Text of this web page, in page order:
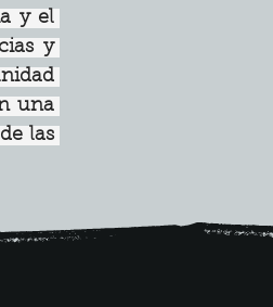
y el
y
una
las